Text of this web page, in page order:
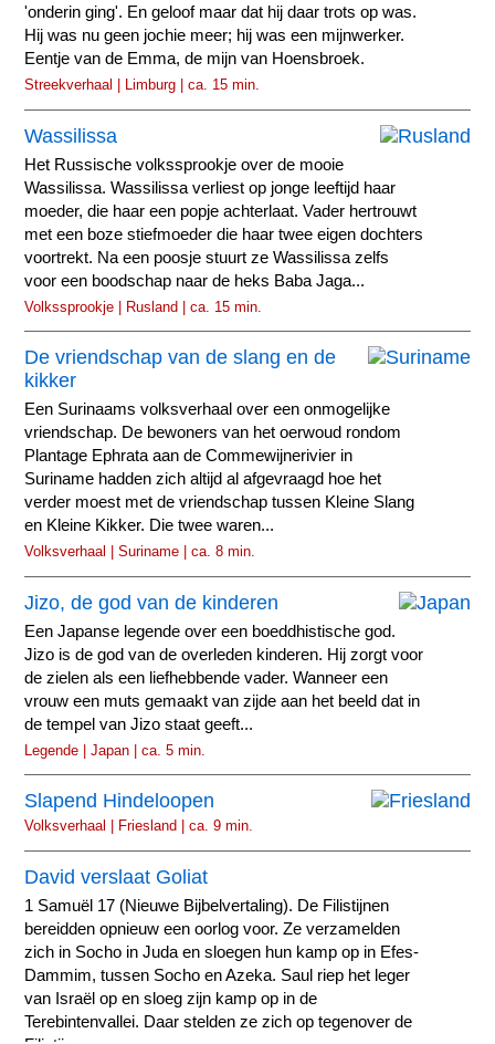
'onderin ging'. En geloof maar dat hij daar trots op was.
Hij was nu geen jochie meer; hij was een mijnwerker.
Eentje van de Emma, de mijn van Hoensbroek.
Streekverhaal | Limburg | ca. 15 min.
Wassilissa
Het Russische volkssprookje over de mooie
Wassilissa. Wassilissa verliest op jonge leeftijd haar
moeder, die haar een popje achterlaat. Vader hertrouwt
met een boze stiefmoeder die haar twee eigen dochters
voortrekt. Na een poosje stuurt ze Wassilissa zelfs
voor een boodschap naar de heks Baba Jaga...
Volkssprookje | Rusland | ca. 15 min.
De vriendschap van de slang en de
kikker
Een Surinaams volksverhaal over een onmogelijke
vriendschap. De bewoners van het oerwoud rondom
Plantage Ephrata aan de Commewijnerivier in
Suriname hadden zich altijd al afgevraagd hoe het
verder moest met de vriendschap tussen Kleine Slang
en Kleine Kikker. Die twee waren...
Volksverhaal | Suriname | ca. 8 min.
Jizo, de god van de kinderen
Een Japanse legende over een boeddhistische god.
Jizo is de god van de overleden kinderen. Hij zorgt voor
de zielen als een liefhebbende vader. Wanneer een
vrouw een muts gemaakt van zijde aan het beeld dat in
de tempel van Jizo staat geeft...
Legende | Japan | ca. 5 min.
Slapend Hindeloopen
Volksverhaal | Friesland | ca. 9 min.
David verslaat Goliat
1 Samuël 17 (Nieuwe Bijbelvertaling). De Filistijnen
bereidden opnieuw een oorlog voor. Ze verzamelden
zich in Socho in Juda en sloegen hun kamp op in Efes-
Dammim, tussen Socho en Azeka. Saul riep het leger
van Israël op en sloeg zijn kamp op in de
Terebintenvallei. Daar stelden ze zich op tegenover de